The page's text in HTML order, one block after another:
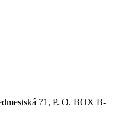
71, P. O. BOX B-